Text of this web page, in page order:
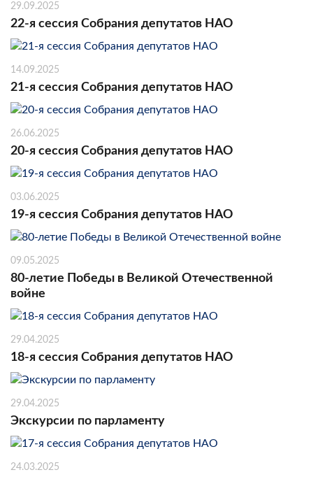
29.09.2025
22-я сессия Собрания депутатов НАО
14.09.2025
21-я сессия Собрания депутатов НАО
26.06.2025
20-я сессия Собрания депутатов НАО
03.06.2025
19-я сессия Собрания депутатов НАО
09.05.2025
80-летие Победы в Великой Отечественной
войне
29.04.2025
18-я сессия Собрания депутатов НАО
29.04.2025
Экскурсии по парламенту
24.03.2025